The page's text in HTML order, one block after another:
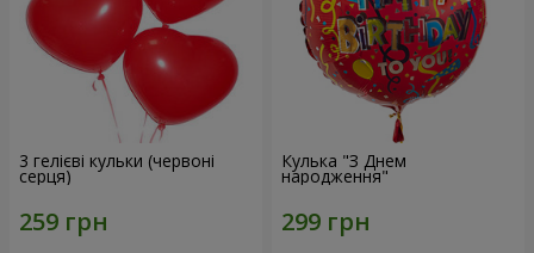
3 гелієві кульки (червоні
серця)
Кулька "З Днем
народження"